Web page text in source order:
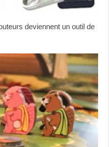
deviennent un outil de